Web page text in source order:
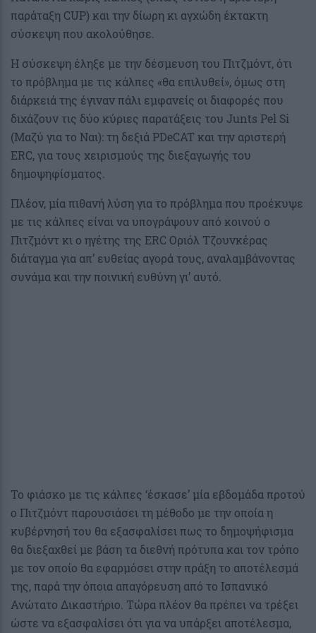
παράταξη CUP) και την δίωρη κι αγχώδη έκτακτη
σύσκεψη που ακολούθησε.
Η σύσκεψη έληξε με την δέσμευση του Πιτζμόντ, ότι
το πρόβλημα με τις κάλπες «θα επιλυθεί», όμως στη
διάρκειά της έγιναν πάλι εμφανείς οι διαφορές που
διχάζουν τις δύο κύριες παρατάξεις του Junts Pel Si
(Μαζύ για το Ναι): τη δεξιά PDeCAT και την αριστερή
ERC, για τους χειρισμούς της διεξαγωγής του
δημοψηφίσματος.
Πλέον, μία πιθανή λύση για το πρόβλημα που προέκυψε
με τις κάλπες είναι να υπογράψουν από κοινού ο
Πιτζμόντ κι ο ηγέτης της ERC Οριόλ Τζουνκέρας
διάταγμα για απ’ ευθείας αγορά τους, αναλαμβάνοντας
συνάμα και την ποινική ευθύνη γι’ αυτό.
Το φιάσκο με τις κάλπες ‘έσκασε’ μία εβδομάδα προτού
ο Πιτζμόντ παρουσιάσει τη μέθοδο με την οποία η
κυβέρνησή του θα εξασφαλίσει πως το δημοψήφισμα
θα διεξαχθεί με βάση τα διεθνή πρότυπα και τον τρόπο
με τον οποίο θα εφαρμόσει στην πράξη το αποτέλεσμά
της, παρά την όποια απαγόρευση από το Ισπανικό
Ανώτατο Δικαστήριο. Τώρα πλέον θα πρέπει να τρέξει
ώστε να εξασφαλίσει ότι για να υπάρξει αποτέλεσμα,